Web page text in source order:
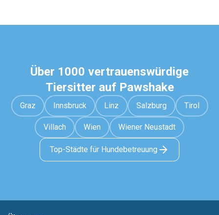
Über 1000 vertrauenswürdige
Tiersitter auf Pawshake
Graz Innsbruck Linz Salzburg Tirol
Villach Wien Wiener Neustadt
Top-Städte für Hundebetreuung